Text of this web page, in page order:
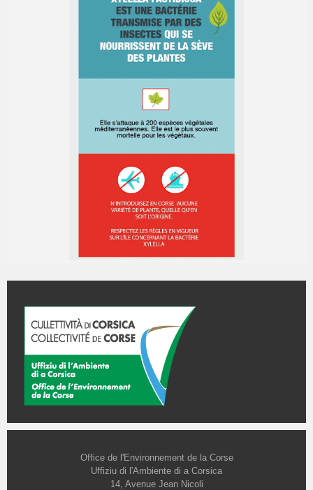
Office de l'Environnement de la Corse
Uffiziu di l'Ambiente di a Corsica
14, Avenue Jean Nicoli